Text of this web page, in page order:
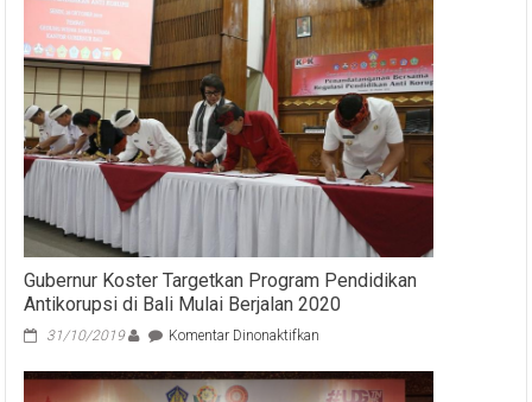
Ketersediaan
Oksigen
di
Bali
Sampai
Saat
Ini
Bisa
Terpenuhi
Gubernur Koster Targetkan Program Pendidikan
Antikorupsi di Bali Mulai Berjalan 2020
31/10/2019 Komentar Dinonaktifkan
Koster
Targetkan